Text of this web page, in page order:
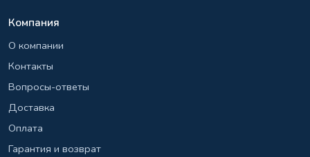
Компания
О компании
Контакты
Вопросы-ответы
Доставка
Оплата
Гарантия и возврат